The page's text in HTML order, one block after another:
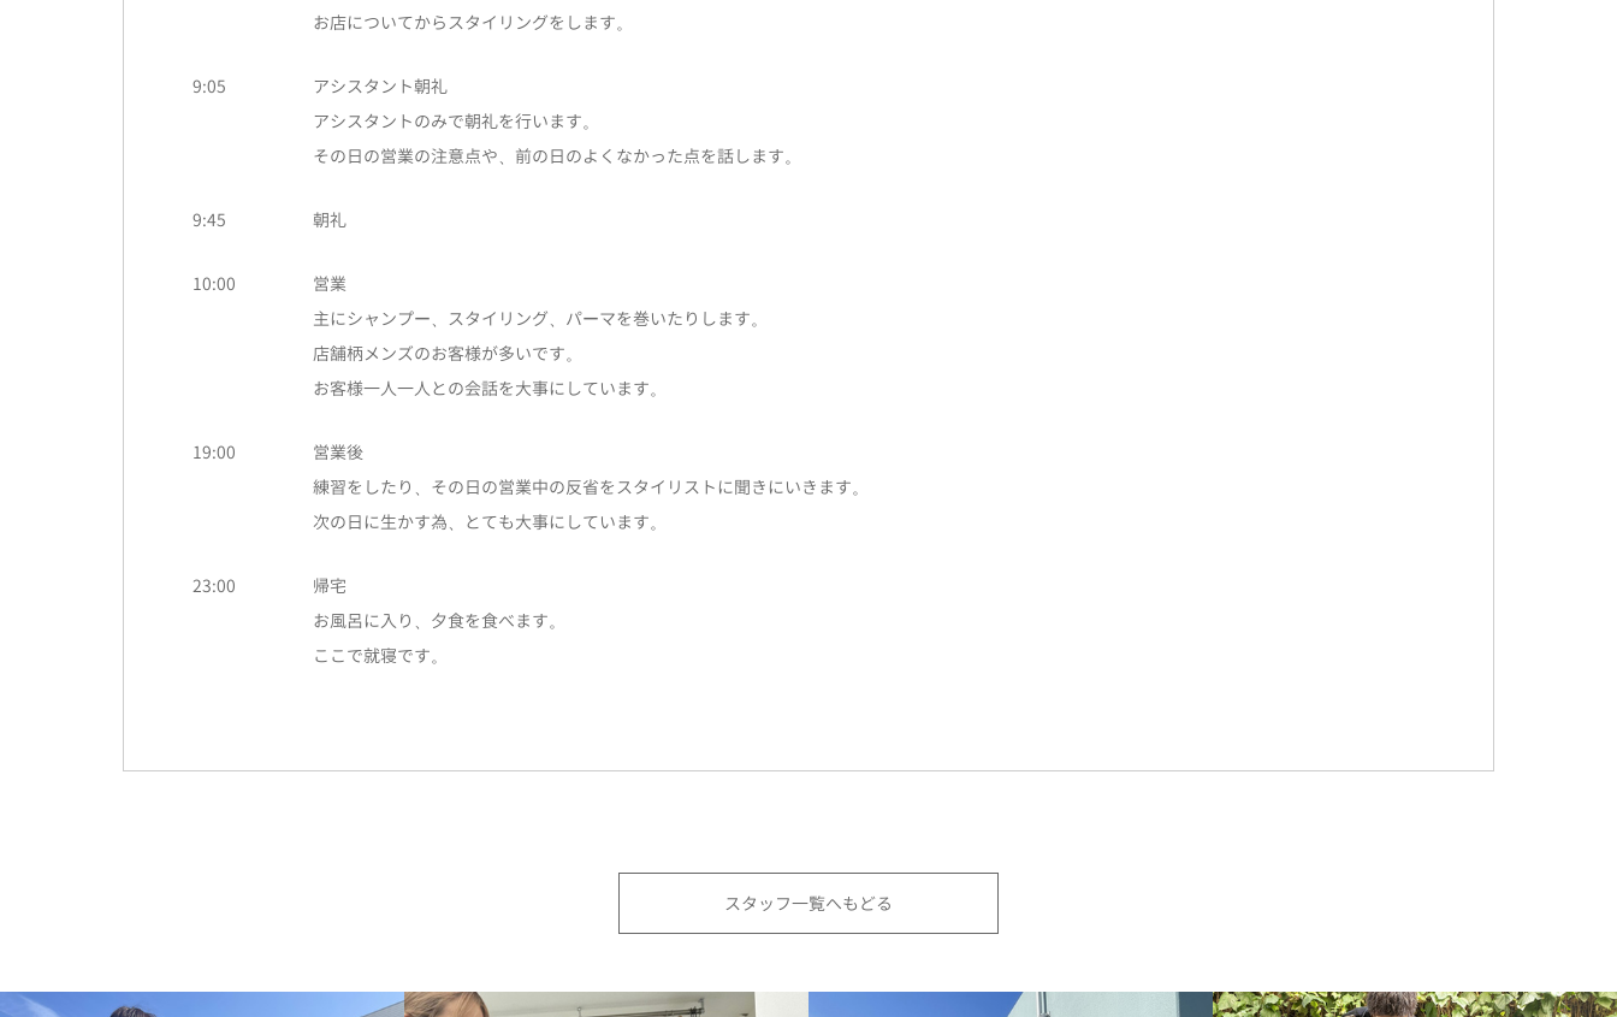
お店についてからスタイリングをします。
9:05
アシスタント朝礼
アシスタントのみで朝礼を行います。
その日の営業の注意点や、前の日のよくなかった点を話します。
9:45 朝礼
10:00
営業
主にシャンプー、スタイリング、パーマを巻いたりします。
店舗柄メンズのお客様が多いです。
お客様一人一人との会話を大事にしています。
19:00
営業後
練習をしたり、その日の営業中の反省をスタイリストに聞きにいきます。
次の日に生かす為、とても大事にしています。
23:00
帰宅
お風呂に入り、夕食を食べます。
ここで就寝です。
スタッフ一覧へもどる